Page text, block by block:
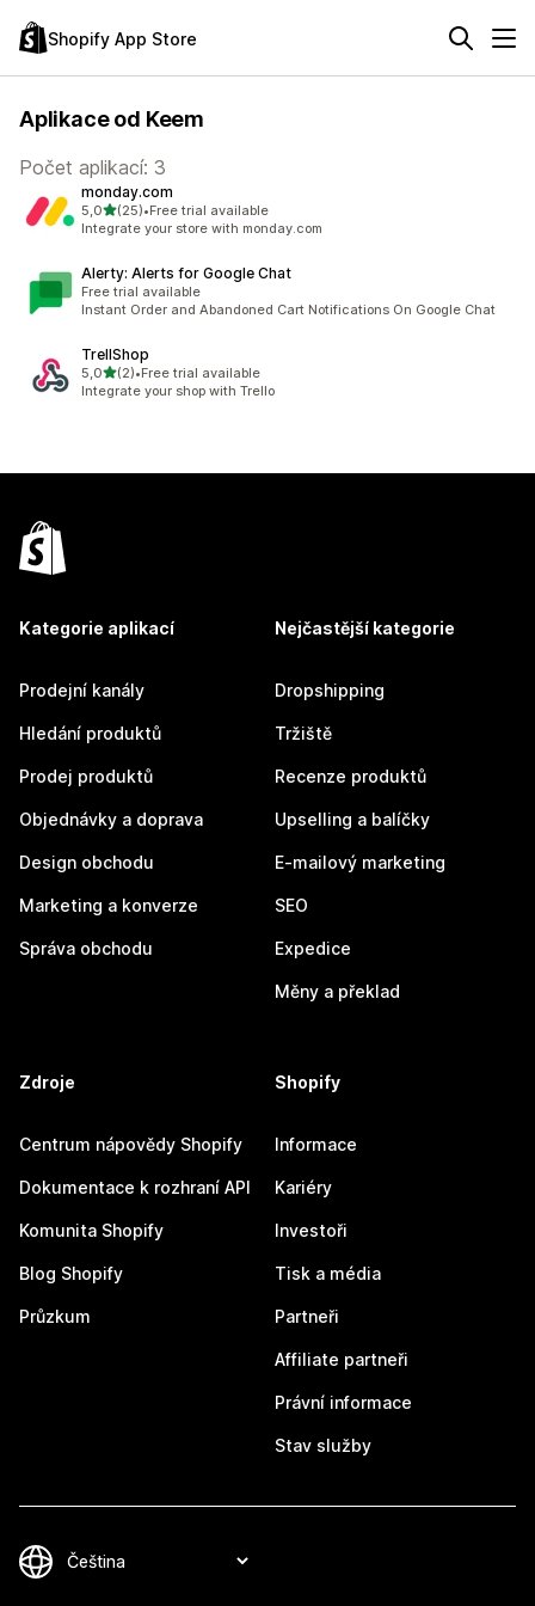
Shopify App Store
Aplikace od Keem
Počet aplikací: 3
monday.com
5,0z 5 hvězd
(25)
Celkový počet recenzí: 25
•Free trial available
Integrate your store with monday.com
Alerty: Alerts for Google Chat
Free trial available
Instant Order and Abandoned Cart Notifications On Google Chat
TrellShop
5,0z 5 hvězd
(2)
Celkový počet recenzí: 2
•Free trial available
Integrate your shop with Trello
Kategorie aplikací
Prodejní kanály
Hledání produktů
Prodej produktů
Objednávky a doprava
Design obchodu
Marketing a konverze
Správa obchodu
Nejčastější kategorie
Dropshipping
Tržiště
Recenze produktů
Upselling a balíčky
E-mailový marketing
SEO
Expedice
Měny a překlad
Zdroje
Centrum nápovědy Shopify
Dokumentace k rozhraní API
Komunita Shopify
Blog Shopify
Průzkum
Shopify
Informace
Kariéry
Investoři
Tisk a média
Partneři
Affiliate partneři
Právní informace
Stav služby